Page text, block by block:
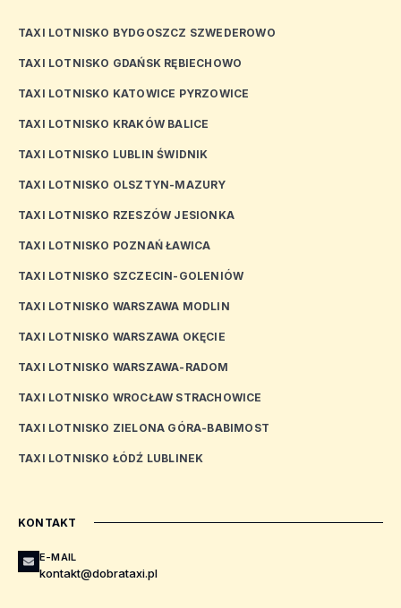
TAXI LOTNISKO BYDGOSZCZ SZWEDEROWO
TAXI LOTNISKO GDAŃSK RĘBIECHOWO
TAXI LOTNISKO KATOWICE PYRZOWICE
TAXI LOTNISKO KRAKÓW BALICE
TAXI LOTNISKO LUBLIN ŚWIDNIK
TAXI LOTNISKO OLSZTYN-MAZURY
TAXI LOTNISKO RZESZÓW JESIONKA
TAXI LOTNISKO POZNAŃ ŁAWICA
TAXI LOTNISKO SZCZECIN-GOLENIÓW
TAXI LOTNISKO WARSZAWA MODLIN
TAXI LOTNISKO WARSZAWA OKĘCIE
TAXI LOTNISKO WARSZAWA-RADOM
TAXI LOTNISKO WROCŁAW STRACHOWICE
TAXI LOTNISKO ZIELONA GÓRA-BABIMOST
TAXI LOTNISKO ŁÓDŹ LUBLINEK
KONTAKT
E-MAIL
kontakt@dobrataxi.pl